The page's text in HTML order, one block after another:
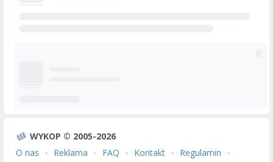
WYKOP © 2005-2026
O nas
Reklama FAQ Kontakt
Regulamin